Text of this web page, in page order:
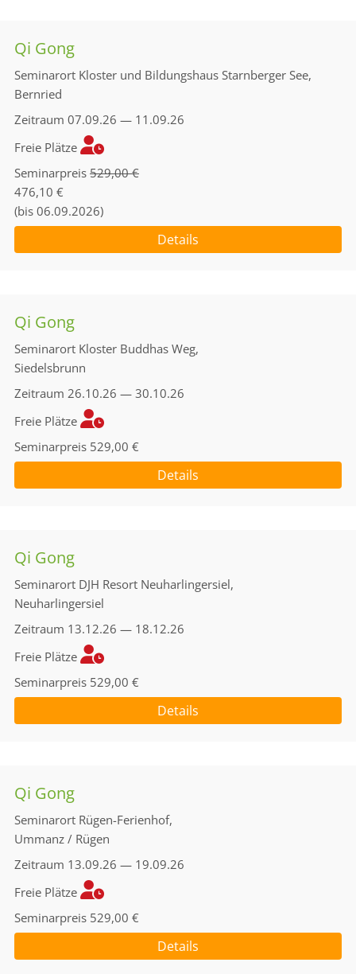
Qi Gong
Seminarort Kloster und Bildungshaus Starnberger See,
Bernried
Zeitraum 07.09.26 — 11.09.26
Freie Plätze
Seminarpreis 529,00 €
476,10 €
(bis 06.09.2026)
Details
Qi Gong
Seminarort Kloster Buddhas Weg,
Siedelsbrunn
Zeitraum 26.10.26 — 30.10.26
Freie Plätze
Seminarpreis 529,00 €
Details
Qi Gong
Seminarort DJH Resort Neuharlingersiel,
Neuharlingersiel
Zeitraum 13.12.26 — 18.12.26
Freie Plätze
Seminarpreis 529,00 €
Details
Qi Gong
Seminarort Rügen-Ferienhof,
Ummanz / Rügen
Zeitraum 13.09.26 — 19.09.26
Freie Plätze
Seminarpreis 529,00 €
Details